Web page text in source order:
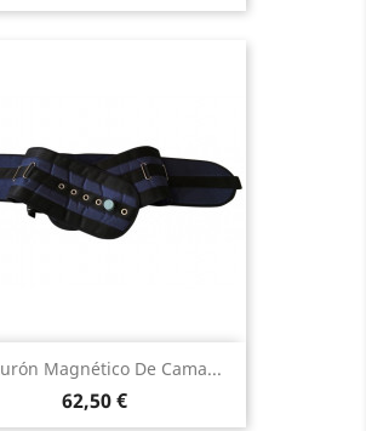
Magnético De Cama...
Precio
62,50 €